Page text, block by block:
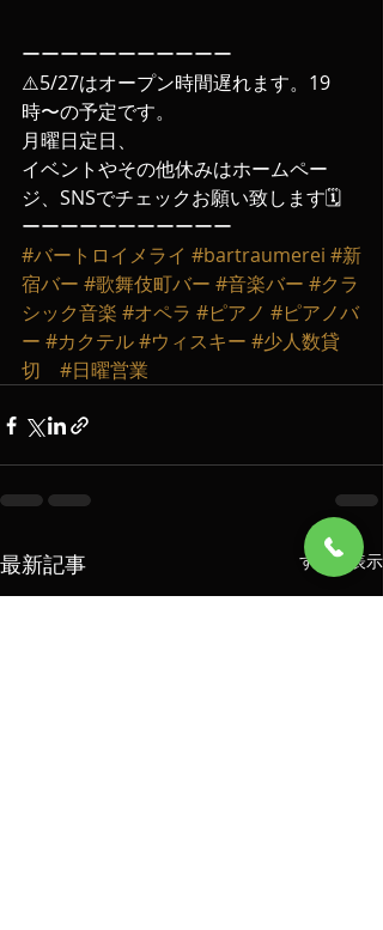
ーーーーーーーーーーー
⚠️5/27はオープン時間遅れます。19
時〜の予定です。
月曜日定日、
イベントやその他休みはホームペー
ジ、SNSでチェックお願い致します🗓️
ーーーーーーーーーーー
#バートロイメライ #bartraumerei #新
宿バー #歌舞伎町バー #音楽バー #クラ
シック音楽 #オペラ #ピアノ #ピアノバ
ー #カクテル#ウィスキー #少人数貸
切
#日曜営業
最新記事 すべて表示